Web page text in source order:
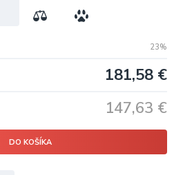
23%
181,58 €
147,63 €
DO KOŠÍKA